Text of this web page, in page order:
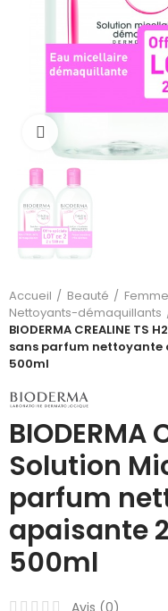
Cliquez pour
Accueil Beauté Femme
Nettoyants-démaquillants
BIODERMA CREALINE
sans parfum nettoyante
500ml
BIODERMA
Solution
parfum
apaisante
500ml
Avis (0)